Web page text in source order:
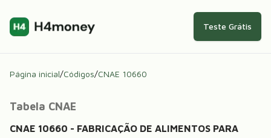
Teste Grátis
Página inicial/Códigos/CNAE 10660
Tabela CNAE
CNAE 10660 - FABRICAÇÃO DE ALIMENTOS PARA